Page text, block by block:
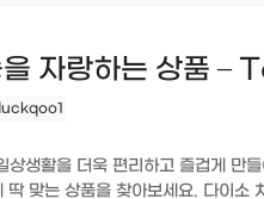
자랑하는 상품 –
생활을 더욱 편리하고 즐겁게 만
맞는 상품을 찾아보세요. 다이소